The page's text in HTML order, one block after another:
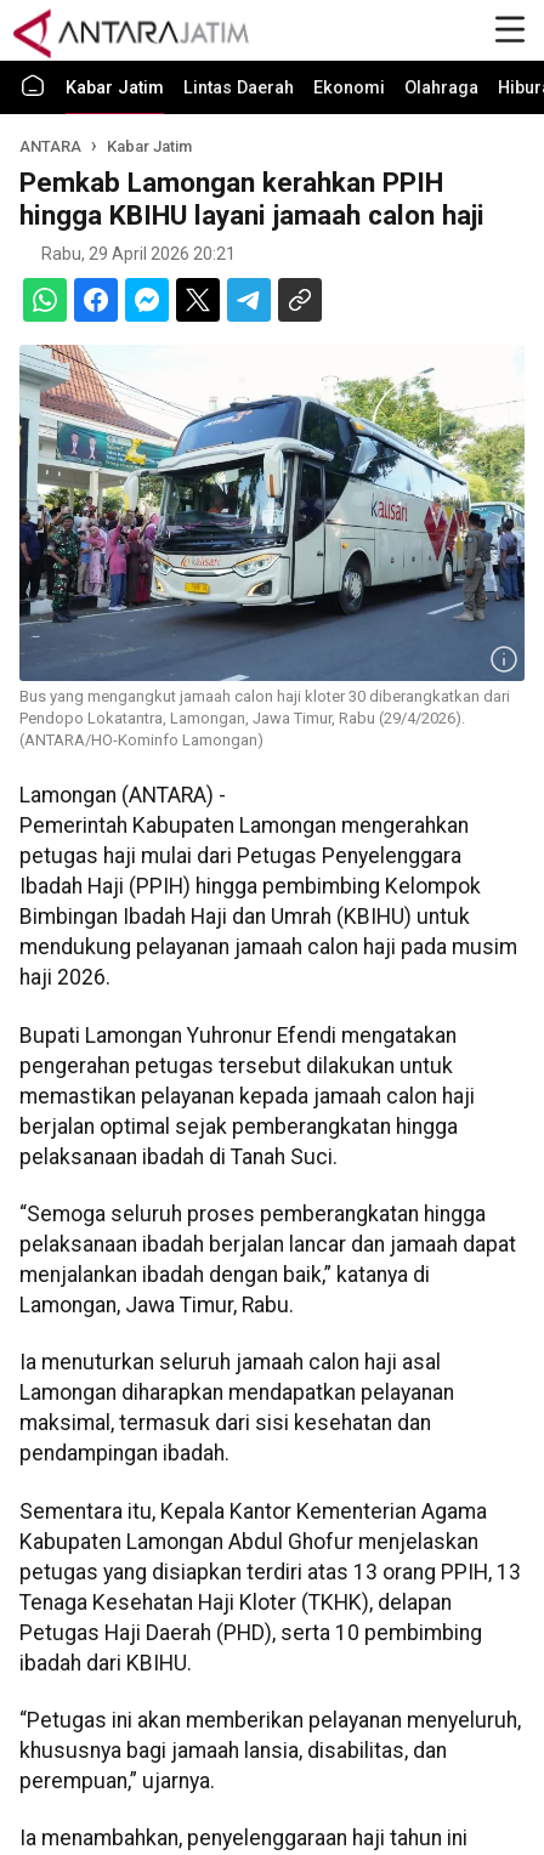
Kabar Jatim Lintas Daerah Ekonomi Olahraga
ANTARA Kabar Jatim
Pemkab Lamongan kerahkan PPIH
hingga KBIHU layani jamaah calon haji
Rabu, 29 April 2026 20:21
Bus yang mengangkut jamaah calon haji kloter 30 diberangkatkan dari
Pendopo Lokatantra, Lamongan, Jawa Timur, Rabu (29/4/2026).
(ANTARA/HO-Kominfo Lamongan)
Lamongan (ANTARA) -
Pemerintah Kabupaten Lamongan mengerahkan
petugas haji mulai dari Petugas Penyelenggara
Ibadah Haji (PPIH) hingga pembimbing Kelompok
Bimbingan Ibadah Haji dan Umrah (KBIHU) untuk
mendukung pelayanan jamaah calon haji pada musim
haji 2026.
Bupati Lamongan Yuhronur Efendi mengatakan
pengerahan petugas tersebut dilakukan untuk
memastikan pelayanan kepada jamaah calon haji
berjalan optimal sejak pemberangkatan hingga
pelaksanaan ibadah di Tanah Suci.
“Semoga seluruh proses pemberangkatan hingga
pelaksanaan ibadah berjalan lancar dan jamaah dapat
menjalankan ibadah dengan baik,” katanya di
Lamongan, Jawa Timur, Rabu.
Ia menuturkan seluruh jamaah calon haji asal
Lamongan diharapkan mendapatkan pelayanan
maksimal, termasuk dari sisi kesehatan dan
pendampingan ibadah.
Sementara itu, Kepala Kantor Kementerian Agama
Kabupaten Lamongan Abdul Ghofur menjelaskan
petugas yang disiapkan terdiri atas 13 orang PPIH, 13
Tenaga Kesehatan Haji Kloter (TKHK), delapan
Petugas Haji Daerah (PHD), serta 10 pembimbing
ibadah dari KBIHU.
“Petugas ini akan memberikan pelayanan menyeluruh,
khususnya bagi jamaah lansia, disabilitas, dan
perempuan,” ujarnya.
Ia menambahkan, penyelenggaraan haji tahun ini